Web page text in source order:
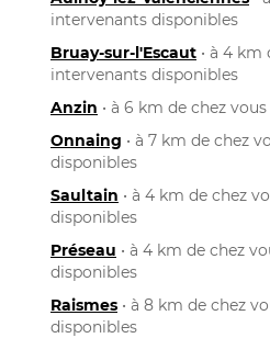
intervenants disponibles
Bruay-sur-l'Escaut • à 4 km
intervenants disponibles
Anzin • à 6 km de chez
Onnaing • à 7 km de chez
disponibles
Saultain • à 4 km de chez
disponibles
Préseau • à 4 km de chez
disponibles
Raismes • à 8 km de chez
disponibles